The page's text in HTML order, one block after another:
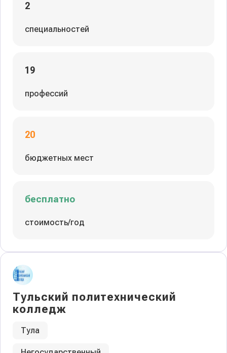
2
специальностей
19
профессий
20
бюджетных мест
бесплатно
стоимость/год
Тульский политехнический
колледж
Тула